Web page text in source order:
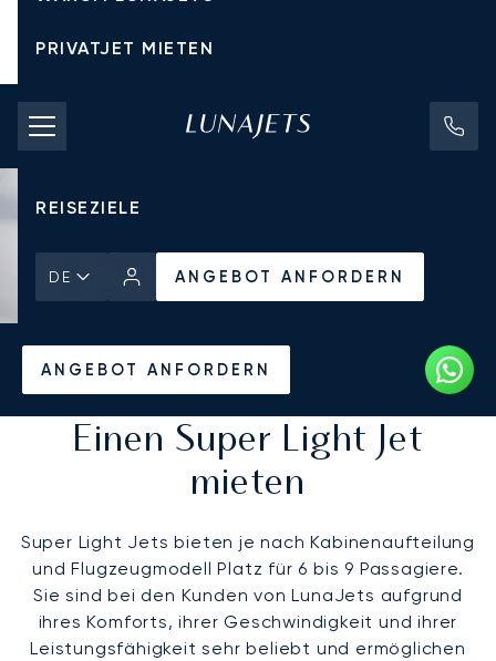
PRIVATJET MIETEN
CHARTERPREISE
PRIVATJETS
REISEZIELE
DE ANGEBOT ANFORDERN
ANGEBOT ANFORDERN
Einen Super Light Jet
mieten
Super Light Jets bieten je nach Kabinenaufteilung
und Flugzeugmodell Platz für 6 bis 9 Passagiere.
Sie sind bei den Kunden von LunaJets aufgrund
ihres Komforts, ihrer Geschwindigkeit und ihrer
Leistungsfähigkeit sehr beliebt und ermöglichen